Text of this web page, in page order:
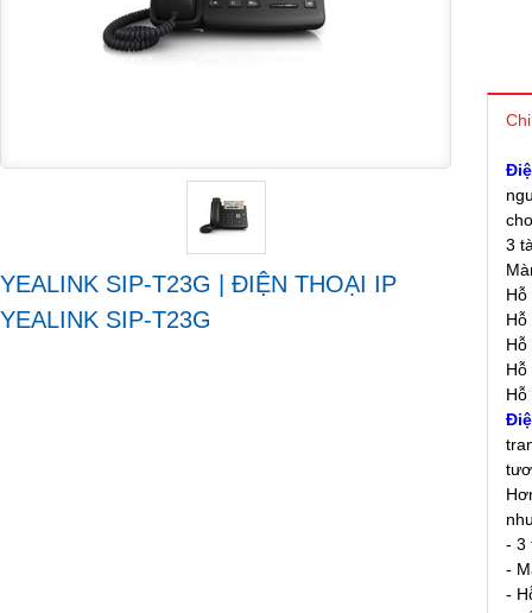
YEALINK SIP-T23G | ĐIỆN THOẠI IP
YEALINK SIP-T23G
3
Hỗ
Hỗ
Hỗ
Hỗ
- 3
-
-